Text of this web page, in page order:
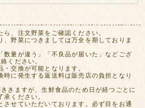
、注文野菜をご確認ください。
、野菜につきましては万全を期しておりま
数量が違う」「不良品が届いた」などござ
ください。
交換が可能となります。
時に発生する返送料は販売店の負担となり
きますが、生鮮食品のため日が経つごとに
ください。
せていただいております。必ず目をお通